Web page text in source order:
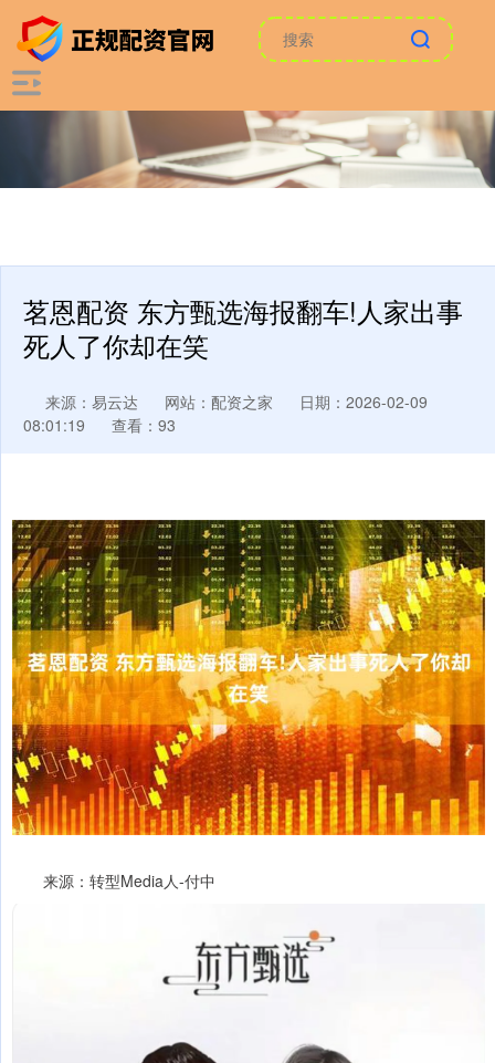
茗恩配资 东方甄选海报翻车!人家出事
死人了你却在笑
来源：易云达 网站：配资之家
日期：2026-02-09
08:01:19
查看：93
来源：转型Media人-付中